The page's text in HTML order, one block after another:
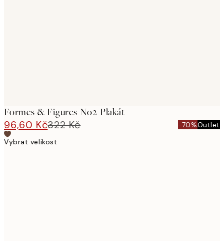
Formes & Figures No2 Plakát
96,60 Kč322 Kč -70%Outlet
Vybrat velikost